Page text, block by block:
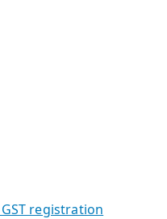
registration